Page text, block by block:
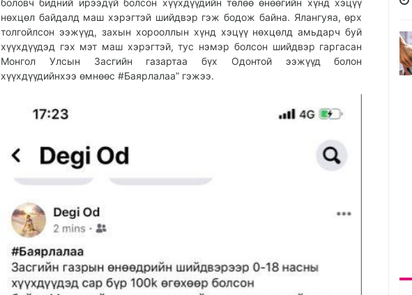
боловч бидний ирээдүй болсон хүүхдүүдийн төлөө өнөөгийн хүнд хэцүү
нөхцөл байдалд маш хэрэгтэй шийдвэр гэж бодож байна. Ялангуяа, өрх
толгойлсон ээжүүд, захын хорооллын хүнд хэцүү нөхцөлд амьдарч буй
хүүхдүүдэд гэх мэт маш хэрэгтэй, тус нэмэр болсон шийдвэр гаргасан
Монгол Улсын Засгийн газартаа бүх Одонтой ээжүүд болон
хүүхдүүдийнхээ өмнөөс #Баярлалаа” гэжээ.